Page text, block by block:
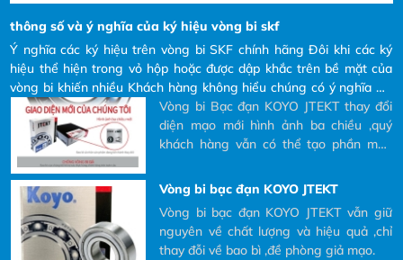
thông số và ý nghĩa của ký hiệu vòng bi skf
Ý nghĩa các ký hiệu trên vòng bi SKF chính hãng Đôi khi các ký
hiệu thể hiện trong vỏ hộp hoặc được dập khắc trên bề mặt của
vòng bi khiến nhiều Khách hàng không hiểu chúng có ý nghĩa gì?
và tại sao phải đọc các ký hiệu đó ra khi Khách hàng có nhu cầu
mua và yêu cầu bên nhà cung cấp báo giá.
Ý nghĩa các ký hiệu trên vòng bi SKF
chính hãng Đôi khi các ký hiệu thể hiện
trong vỏ hộp hoặc được dập khắc trên
bề mặt của vòng bi khiến nhiều Khách
hàng không hiểu chúng có ý nghĩa gì?
và tại sao phải đọc các ký hiệu đó ra khi
Khách hàng có nhu cầu mua và yêu cầu
bên nhà cung cấp báo giá.
Vòng bi Bạc đạn KOYO JTEKT
Vòng bi Bạc đạn KOYO JTEKT thay đổi
diện mạo mới hình ảnh ba chiều ,quý
khách hàng vẫn có thể tạo phần mền
Vòng bi bạc đạn KOYO JTEKT
Vòng bi bạc đạn KOYO JTEKT vẫn giữ
nguyên về chất lượng và hiệu quả ,chỉ
thay đỗi về bao bì ,đề phòng giả mạo.